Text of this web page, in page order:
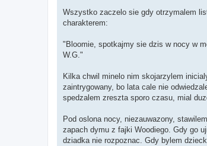
Wszystko zaczelo sie gdy otrzymalem
charakterem:
"Bloomie, spotkajmy sie dzis w nocy w
W.G."
Kilka chwil minelo nim skojarzylem
zaintrygowany, bo lata cale nie
spedzalem zreszta sporo czasu, mial
Pod oslona nocy, niezauwazony,
zapach dymu z fajki Woodiego. Gdy go
dziadka nie rozpoznac. Gdy bylem